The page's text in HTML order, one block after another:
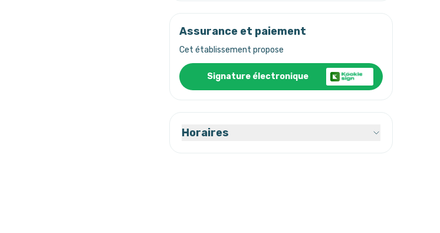
Assurance et paiement
Cet établissement propose
Signature électronique
Horaires